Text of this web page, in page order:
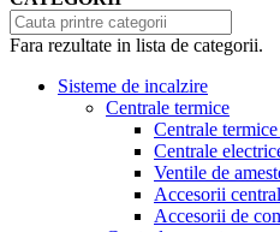
Fara rezultate in lista de categorii.
Sisteme de incalzire
Centrale termice
Centrale
Centrale
Ventile de
Accesorii
Accesorii de